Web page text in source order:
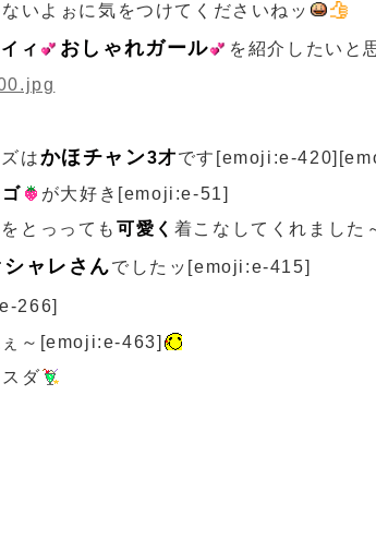
いよぉに気をつけてくださいねッ
ィ おしゃれガール を紹介したいと
はかほチャン3才です[emoji:e-
が大好き[emoji:e-51]
とっっても 可愛く 着こなしてくれました
シャレさんでしたッ[emoji:e-415]
266]
ぇ～[emoji:e-463]
ダ